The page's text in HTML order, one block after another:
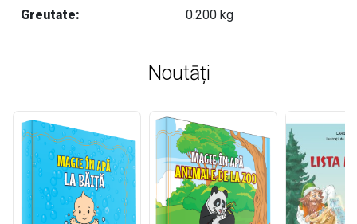
Greutate: 0.200 kg
Noutāți